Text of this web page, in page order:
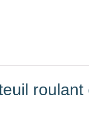
roulant